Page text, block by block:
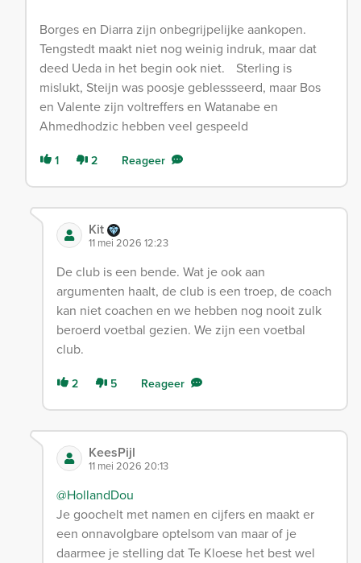
Borges en Diarra zijn onbegrijpelijke aankopen.
Tengstedt maakt niet nog weinig indruk, maar dat
deed Ueda in het begin ook niet. Sterling is
mislukt, Steijn was poosje geblessseerd, maar Bos
en Valente zijn voltreffers en Watanabe en
Ahmedhodzic hebben veel gespeeld
1 2 Reageer
Kit
11 mei 2026 12:23
De club is een bende. Wat je ook aan
argumenten haalt, de club is een troep, de coach
kan niet coachen en we hebben nog nooit zulk
beroerd voetbal gezien. We zijn een voetbal
club.
2 5 Reageer
KeesPijl
11 mei 2026 20:13
@HollandDou
Je goochelt met namen en cijfers en maakt er
een onnavolgbare optelsom van maar of je
daarmee je stelling dat Te Kloese het best wel